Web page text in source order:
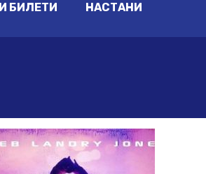
БИЛЕТИ НАСТАНИ